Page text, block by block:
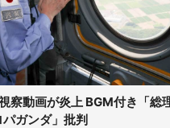
察動画が炎上 BGM付き「総
ガンダ」批判